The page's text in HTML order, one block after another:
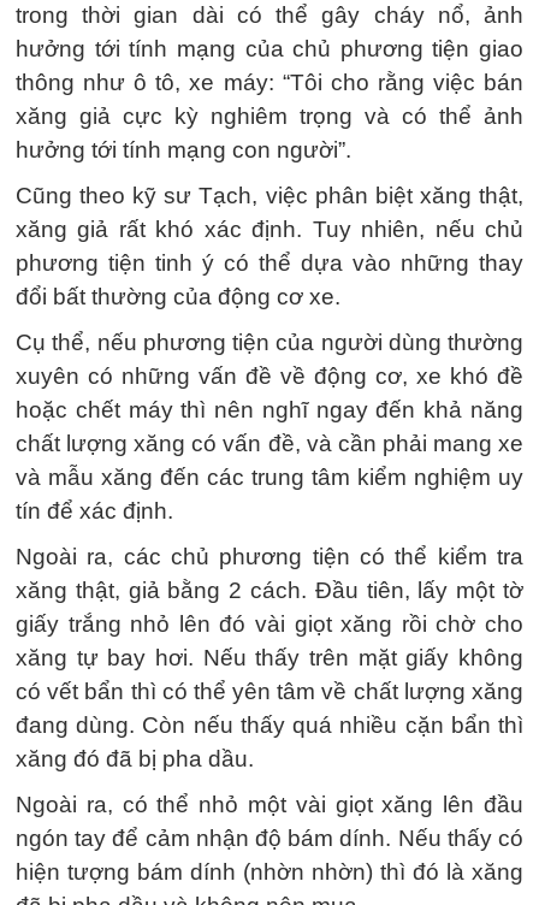
trong thời gian dài có thể gây cháy nổ, ảnh
hưởng tới tính mạng của chủ phương tiện giao
thông như ô tô, xe máy: “Tôi cho rằng việc bán
xăng giả cực kỳ nghiêm trọng và có thể ảnh
hưởng tới tính mạng con người”.
Cũng theo kỹ sư Tạch, việc phân biệt xăng thật,
xăng giả rất khó xác định. Tuy nhiên, nếu chủ
phương tiện tinh ý có thể dựa vào những thay
đổi bất thường của động cơ xe.
Cụ thể, nếu phương tiện của người dùng thường
xuyên có những vấn đề về động cơ, xe khó đề
hoặc chết máy thì nên nghĩ ngay đến khả năng
chất lượng xăng có vấn đề, và cần phải mang xe
và mẫu xăng đến các trung tâm kiểm nghiệm uy
tín để xác định.
Ngoài ra, các chủ phương tiện có thể kiểm tra
xăng thật, giả bằng 2 cách. Đầu tiên, lấy một tờ
giấy trắng nhỏ lên đó vài giọt xăng rồi chờ cho
xăng tự bay hơi. Nếu thấy trên mặt giấy không
có vết bẩn thì có thể yên tâm về chất lượng xăng
đang dùng. Còn nếu thấy quá nhiều cặn bẩn thì
xăng đó đã bị pha dầu.
Ngoài ra, có thể nhỏ một vài giọt xăng lên đầu
ngón tay để cảm nhận độ bám dính. Nếu thấy có
hiện tượng bám dính (nhờn nhờn) thì đó là xăng